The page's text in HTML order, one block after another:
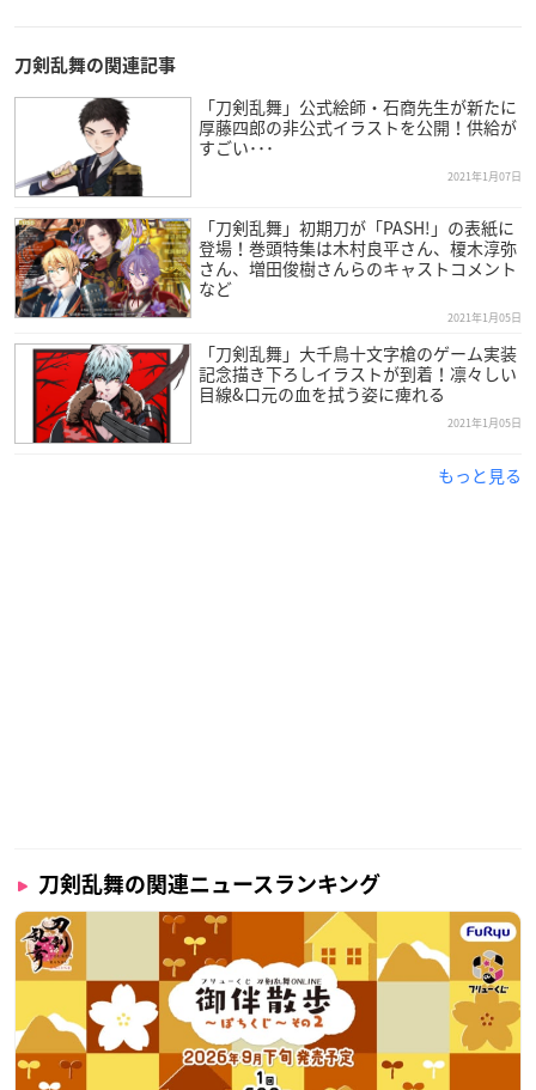
刀剣乱舞の関連記事
「刀剣乱舞」公式絵師・石商先生が新たに
厚藤四郎の非公式イラストを公開！供給が
すごい･･･
2021年1月07日
「刀剣乱舞」初期刀が「PASH!」の表紙に
登場！巻頭特集は木村良平さん、榎木淳弥
さん、増田俊樹さんらのキャストコメント
など
2021年1月05日
「刀剣乱舞」大千鳥十文字槍のゲーム実装
記念描き下ろしイラストが到着！凛々しい
目線&口元の血を拭う姿に痺れる
2021年1月05日
もっと見る
刀剣乱舞の関連ニュースランキング